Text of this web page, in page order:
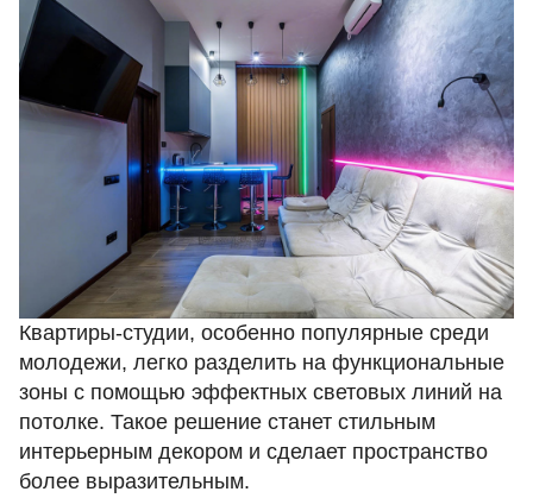
Квартиры-студии, особенно популярные среди
молодежи, легко разделить на функциональные
зоны с помощью эффектных световых линий на
потолке. Такое решение станет стильным
интерьерным декором и сделает пространство
более выразительным.